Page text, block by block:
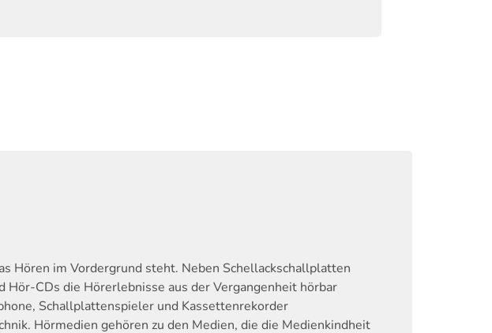
Hören im Vordergrund steht. Neben Schellackschallplatten
CDs die Hörerlebnisse aus der Vergangenheit hörbar
Schallplattenspieler und Kassettenrekorder
Hörmedien gehören zu den Medien, die die Medienkindheit